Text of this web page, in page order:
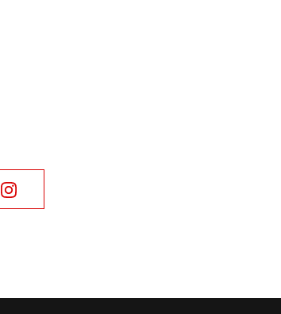
Facebook